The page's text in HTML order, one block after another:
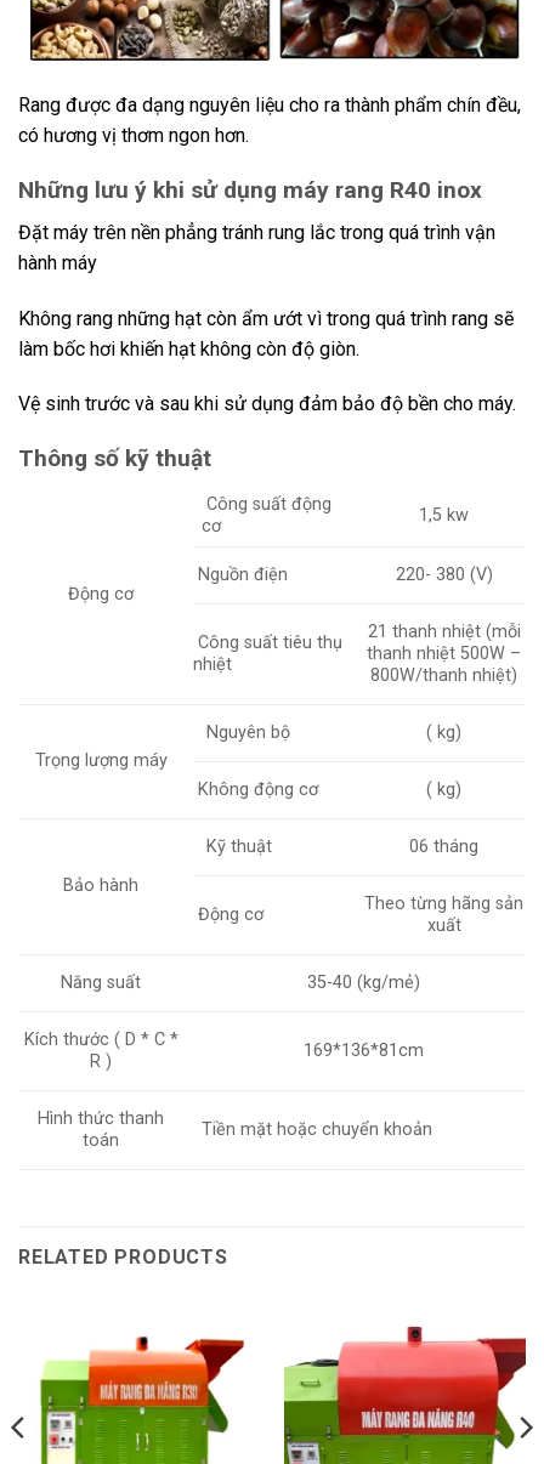
Rang được đa dạng nguyên liệu cho ra thành phẩm chín đều,
có hương vị thơm ngon hơn.
Những lưu ý khi sử dụng máy rang R40 inox
Đặt máy trên nền phẳng tránh rung lắc trong quá trình vận
hành máy
Không rang những hạt còn ẩm ướt vì trong quá trình rang sẽ
làm bốc hơi khiến hạt không còn độ giòn.
Vệ sinh trước và sau khi sử dụng đảm bảo độ bền cho máy.
Thông số kỹ thuật
Động cơ
Công suất động
cơ
1,5 kw
Nguồn điện 220- 380 (V)
Công suất tiêu thụ
nhiệt
21 thanh nhiệt (mỗi
thanh nhiệt 500W –
800W/thanh nhiệt)
Trọng lượng máy
Nguyên bộ ( kg)
Không động cơ ( kg)
Bảo hành
Kỹ thuật 06 tháng
Động cơ
Theo từng hãng sản
xuất
Năng suất 35-40 (kg/mẻ)
Kích thước ( D * C *
R )
169*136*81cm
Hình thức thanh
toán
Tiền mặt hoặc chuyển khoản
RELATED PRODUCTS